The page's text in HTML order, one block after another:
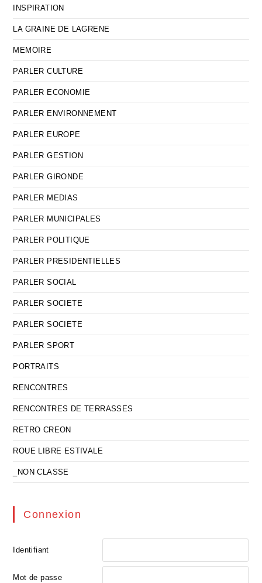
INSPIRATION
LA GRAINE DE LAGRENE
MEMOIRE
PARLER CULTURE
PARLER ECONOMIE
PARLER ENVIRONNEMENT
PARLER EUROPE
PARLER GESTION
PARLER GIRONDE
PARLER MEDIAS
PARLER MUNICIPALES
PARLER POLITIQUE
PARLER PRESIDENTIELLES
PARLER SOCIAL
PARLER SOCIETE
PARLER SOCIETE
PARLER SPORT
PORTRAITS
RENCONTRES
RENCONTRES DE TERRASSES
RETRO CREON
ROUE LIBRE ESTIVALE
_NON CLASSE
Connexion
Identifiant
Mot de passe